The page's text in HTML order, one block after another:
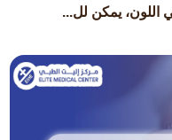
اللون، يمكن لل...